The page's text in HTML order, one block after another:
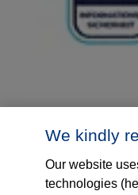
We kindly
Our website
technologies